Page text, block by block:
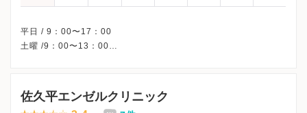
平日 / 9：00〜17：00
土曜 /9：00〜13：00
佐久平エンゼルクリニック